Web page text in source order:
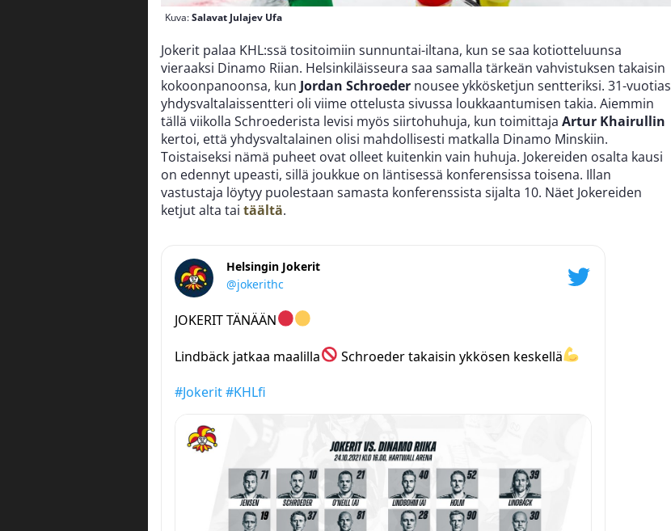
Kuva:Salavat Julajev Ufa
Jokerit palaa KHL:ssä tositoimiin sunnuntai-iltana, kun se saa kotiotteluunsa
vieraaksi Dinamo Riian. Helsinkiläisseura saa samalla tärkeän vahvistuksen takaisin
kokoonpanoonsa, kun Jordan Schroeder nousee ykkösketjun sentteriksi. 31-vuotias
yhdysvaltalaissentteri oli viime ottelusta sivussa loukkaantumisen takia. Aiemmin
tällä viikolla Schroederista levisi myös siirtohuhuja, kun toimittaja Artur Khairullin
kertoi, että yhdysvaltalainen olisi mahdollisesti matkalla Dinamo Minskiin.
Toistaiseksi nämä puheet ovat olleet kuitenkin vain huhuja. Jokereiden osalta kausi
on edennyt upeasti, sillä joukkue on läntisessä konferensissa toisena. Illan
vastustaja löytyy puolestaan samasta konferenssista sijalta 10. Näet Jokereiden
ketjut alta tai täältä.
Helsingin Jokerit
@jokerithc
JOKERIT TÄNÄÄN
Lindbäck jatkaa maalilla
Schroeder takaisin ykkösen keskellä
#Jokerit#KHLfi